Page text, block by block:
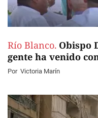
Río Blanco. Obispo
gente ha venido
Por Victoria Marín